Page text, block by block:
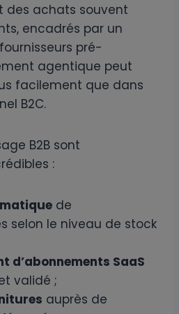
des achats souvent
encadrés par un
pré-
agentique peut
facilement que dans
B2C.
B2B sont
:
de
selon le niveau de stock
d’abonnements SaaS
validé ;
auprès de